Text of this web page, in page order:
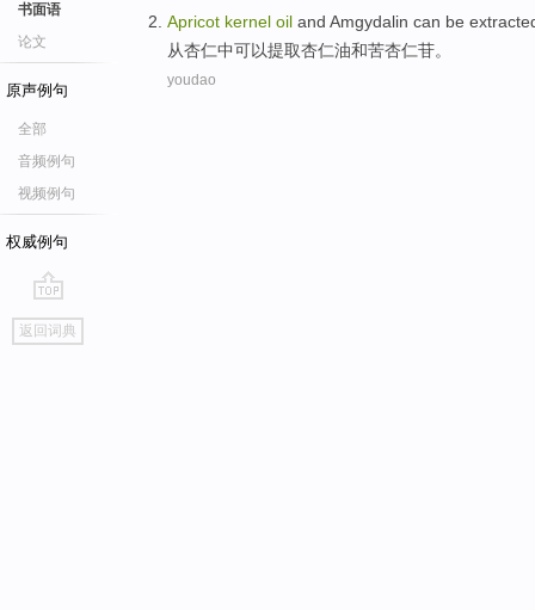
书面语
论文
原声例句
全部
音频例句
视频例句
权威例句
go
top
返回词典
Apricot kernel oil and Amgydalin can be
从杏仁中可以提取杏仁油和苦杏仁苷。
youdao